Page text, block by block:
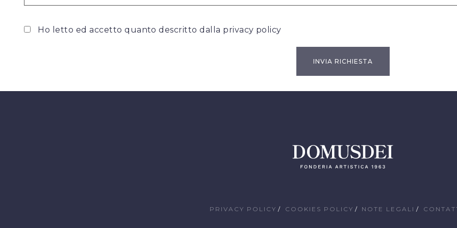
Ho letto ed accetto quanto descritto dalla privacy policy
PRIVACY POLICY COOKIES POLICY NOTE LEGALI